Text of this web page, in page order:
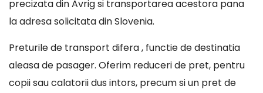
precizata din Avrig si transportarea acestora pana
la adresa solicitata din Slovenia.
Preturile de transport difera , functie de destinatia
aleasa de pasager. Oferim reduceri de pret, pentru
copii sau calatorii dus intors, precum si un pret de